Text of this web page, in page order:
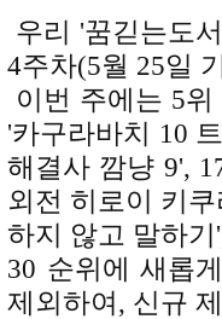
우리 '꿈긷는도
4주차(5월 25일
이번 주에는 5
'카구라바치 10
해결사 깜냥 9',
외전 히로이 키
하지 않고 말하
30 순위에 새롭
제외하여, 신규